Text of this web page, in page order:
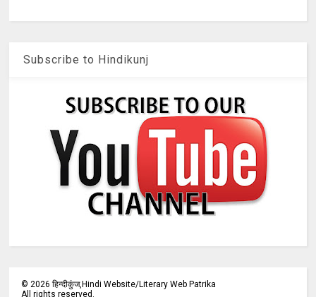
Subscribe to Hindikunj
©2026 हिन्दीकुंज,Hindi Website/Literary Web Patrika
All rights reserved.